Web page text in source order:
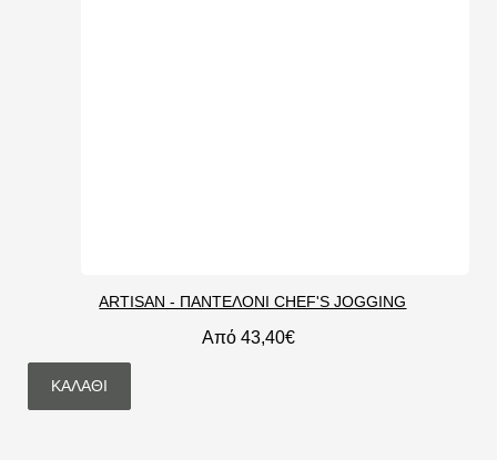
ARTISAN - ΠΑΝΤΕΛΌΝΙ CHEF'S JOGGING
Από 43,40€
ΚΑΛΆΘΙ